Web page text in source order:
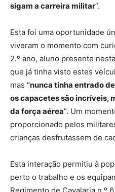
sigam a carreira militar”.
Esta foi uma oportunidade
viveram o momento com
2.º ano, aluno presente
que já tinha visto estes
mas “nunca tinha entrado
os capacetes são incríveis,
da força aérea”. Um
proporcionado pelos
crianças desfrutassem de
Esta interação permitiu à
perto o trabalho e os